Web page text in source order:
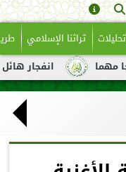
تراثنا الإسلامي
انفجار هائل لناقلة